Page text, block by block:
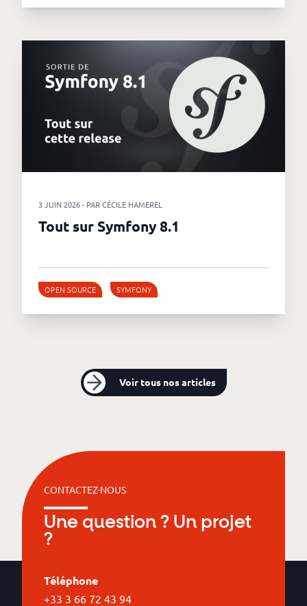
3 JUIN 2026 - PAR CÉCILE HAMEREL
Tout sur Symfony 8.1
OPEN SOURCE SYMFONY
Voir tous nos articles
CONTACTEZ-NOUS
Une question ? Un projet
?
Téléphone
+33 3 66 72 43 94